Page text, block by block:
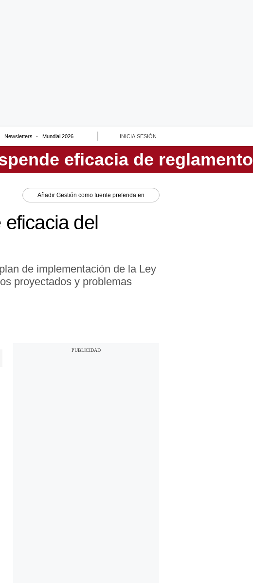
Newsletters Mundial 2026 INICIA SESIÓN
Añadir Gestión como fuente preferida en
del
de implementación de la Ley
proyectados y problemas